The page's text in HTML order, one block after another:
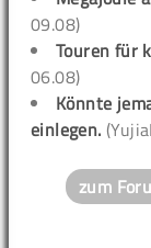
09.08)
Touren für
06.08)
Könnte
einlegen.
zum